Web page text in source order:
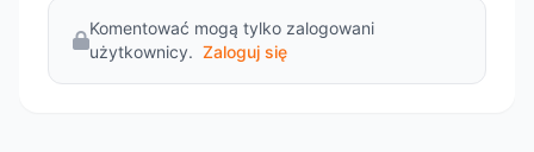
Komentować mogą tylko zalogowani
użytkownicy. Zaloguj się